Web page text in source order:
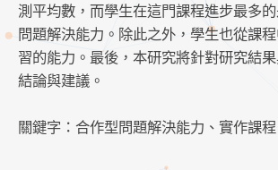
測平均數，而學生在這門課程進步最多
問題解決能力。除此之外，學生也從課
習的能力。最後，本研究將針對研究結
結論與建議。
關鍵字：合作型問題解決能力、實作課